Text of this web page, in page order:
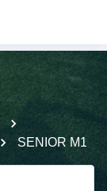
SENIOR M1